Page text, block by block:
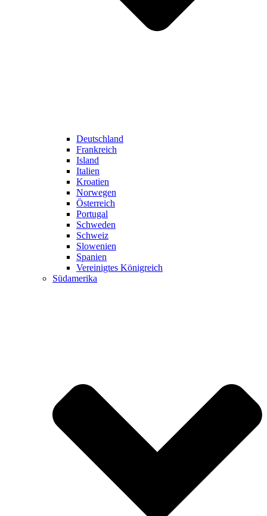
Deutschland
Frankreich
Island
Italien
Kroatien
Norwegen
Österreich
Portugal
Schweden
Schweiz
Slowenien
Spanien
Vereinigtes Königreich
Südamerika